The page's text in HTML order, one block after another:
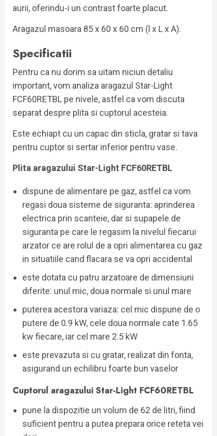
aurii, oferindu-i un contrast foarte placut.
Aragazul masoara 85 x 60 x 60 cm (l x L x A).
Specificatii
Pentru ca nu dorim sa uitam niciun detaliu
important, vom analiza aragazul Star-Light
FCF60RETBL pe nivele, astfel ca vom discuta
separat despre plita si cuptorul acesteia.
Este echiapt cu un capac din sticla, gratar si tava
pentru cuptor si sertar inferior pentru vase.
Plita aragazului Star-Light FCF60RETBL
dispune de alimentare pe gaz, astfel ca vom
regasi doua sisteme de siguranta: aprinderea
electrica prin scanteie, dar si supapele de
siguranta pe care le regasim la nivelul fiecarui
arzator ce are rolul de a opri alimentarea cu gaz
in situatiile cand flacara se va opri accidental
este dotata cu patru arzatoare de dimensiuni
diferite: unul mic, doua normale si unul mare
puterea acestora variaza: cel mic dispune de o
putere de 0.9 kW, cele doua normale cate 1.65
kw fiecare, iar cel mare 2.5 kW
este prevazuta si cu gratar, realizat din fonta,
asigurand un echilibru foarte bun vaselor
Cuptorul aragazului Star-Light FCF60RETBL
pune la dispozitie un volum de 62 de litri, fiind
suficient pentru a putea prepara orice reteta vei